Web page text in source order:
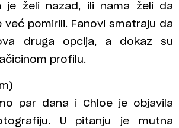
je želi nazad, ili nama želi da
već pomirili. Fanovi smatraju da
druga opcija, a dokaz su
profilu.
par dana i Chloe je objavila
U pitanju je mutna